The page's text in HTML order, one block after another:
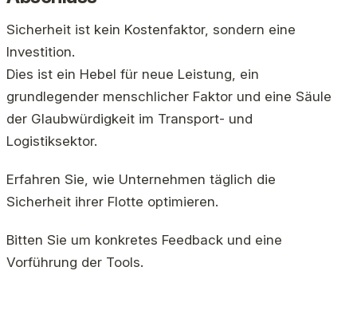
Sicherheit ist kein Kostenfaktor, sondern eine
Investition.
Dies ist ein Hebel für neue Leistung, ein
grundlegender menschlicher Faktor und eine Säule
der Glaubwürdigkeit im Transport- und
Logistiksektor.
Erfahren Sie, wie Unternehmen täglich die
Sicherheit ihrer Flotte optimieren.
Bitten Sie um konkretes Feedback und eine
Vorführung der Tools.